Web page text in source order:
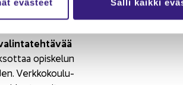
evästeet Salli kaikki
opis­ke­lun
Verk­ko­kou­lu­